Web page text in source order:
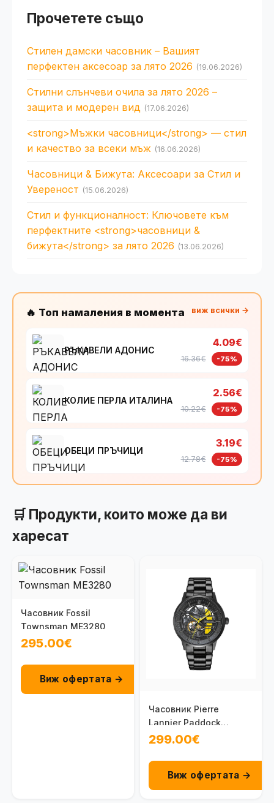
Прочетете също
Стилен дамски часовник – Вашият
перфектен аксесоар за лято 2026 (19.06.2026)
Стилни слънчеви очила за лято 2026 –
защита и модерен вид (17.06.2026)
<strong>Мъжки часовници</strong> — стил
и качество за всеки мъж (16.06.2026)
Часовници & Бижута: Аксесоари за Стил и
Увереност (15.06.2026)
Стил и функционалност: Ключовете към
перфектните <strong>часовници &
бижута</strong> за лято 2026 (13.06.2026)
🔥 Топ намаления в момента виж всички →
РЪКАВЕЛИ АДОНИС
4.09€
16.36€ -75%
КОЛИЕ ПЕРЛА ИТАЛИНА
2.56€
10.22€ -75%
ОБЕЦИ ПРЪЧИЦИ
3.19€
12.78€ -75%
🛒 Продукти, които може да ви
харесат
Часовник Fossil
Townsman ME3280
295.00€
Виж офертата →
Часовник Pierre
Lannier Paddock
344A449
299.00€
Виж офертата →